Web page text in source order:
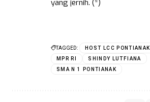
yang jernih. (*)
TAGGED: HOST LCC PONTIANAK
MPR RI
SHINDY LUTFIANA
SMA N 1 PONTIANAK